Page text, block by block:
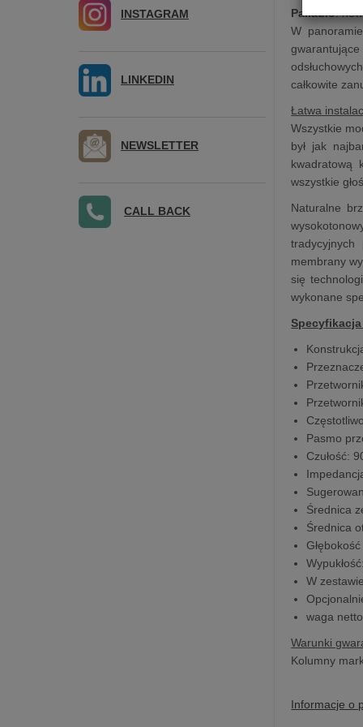
Palladio:
W
całkowite
Łatwa
Wszystkie
był jak
kwadratową
wszystkie
Naturalne
tradycyjnych
membrany
się
wykonane
Pasmo
Czułość:
Średnica
Średnica
W
waga netto
Warunki
Kolumny
Informacje o
INSTAGRAM
LINKEDIN
NEWSLETTER
CALL BACK